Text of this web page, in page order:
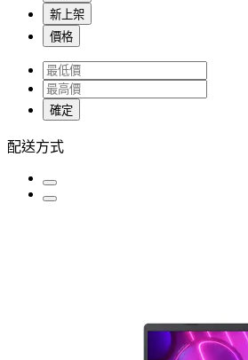
新上架
價格
確定
配送方式